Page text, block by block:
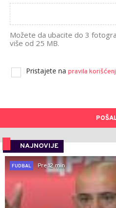
Možete da ubacite do 3
više od 25 MB.
Pristajete na pravila
NAJNOVIJE
FUDBAL
Pre 12 min